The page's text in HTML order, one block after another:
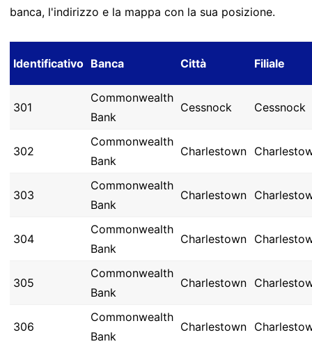
banca, l'indirizzo e la mappa con la sua posizione.
Identificativo Banca Città Filiale
301
Commonwealth
Bank
Cessnock Cessnock
302
Commonwealth
Bank
Charlestown
303
Commonwealth
Bank
Charlestown
304
Commonwealth
Bank
Charlestown
305
Commonwealth
Bank
Charlestown
306
Commonwealth
Bank
Charlestown